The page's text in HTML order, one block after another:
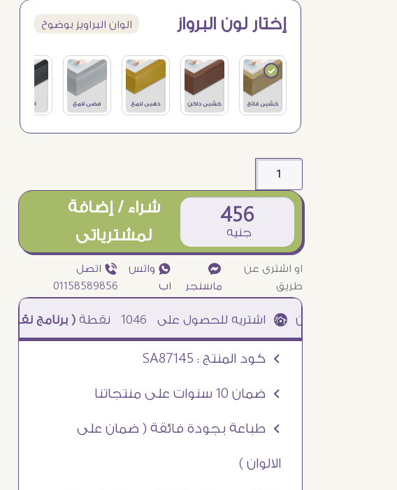
إختار لون البرواز الوان البراويز بوضوح
456
جنيه
شراء / إضافة
لمشترياتى
او اشترى عن
طريق
¥
ماسنجر
₧ واتس
اب
ƒ اتصل
01158589856
1046 نقطة( برنامج نقاطى )à خصم 5% للعملاء الجدد à شحن مجانى عند الشراء ب 4000 جنيه à
Ö كود المنتج : SA87145
Ö ضمان 10 سنوات على منتجاتنا
Ö طباعة بجودة فائقة ( ضمان على
الالوان )